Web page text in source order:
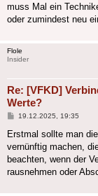
muss Mal ein
oder zumindest neu
Flole
Insider
Re: [VFKD]
Werte?
Beitrag
19.12.2025, 19:35
Erstmal sollte man
vernünftig machen,
beachten, wenn der
rausnehmen oder